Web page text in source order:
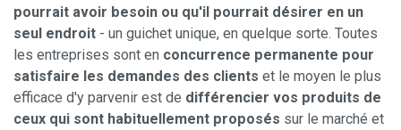
pourrait avoir besoin ou qu'il pourrait désirer en un
seul endroit - un guichet unique, en quelque sorte. Toutes
les entreprises sont en concurrence permanente pour
satisfaire les demandes des clients et le moyen le plus
efficace d'y parvenir est de différencier vos produits de
ceux qui sont habituellement proposés sur le marché et